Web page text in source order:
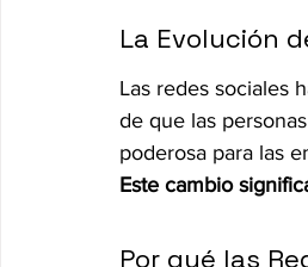
La Evolución
Las redes sociales
de que las
poderosa para las
Este cambio
Por qué las